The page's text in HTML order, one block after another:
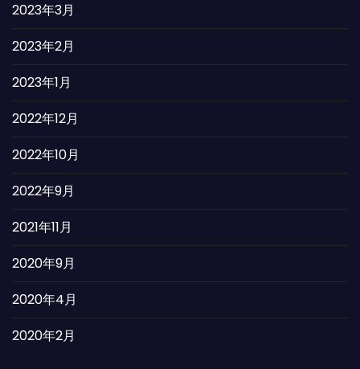
2023年3月
2023年2月
2023年1月
2022年12月
2022年10月
2022年9月
2021年11月
2020年9月
2020年4月
2020年2月